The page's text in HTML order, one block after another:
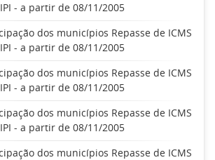
- a partir de 08/11/2005
dos municípios Repasse de ICMS
- a partir de 08/11/2005
dos municípios Repasse de ICMS
- a partir de 08/11/2005
dos municípios Repasse de ICMS
- a partir de 08/11/2005
dos municípios Repasse de ICMS